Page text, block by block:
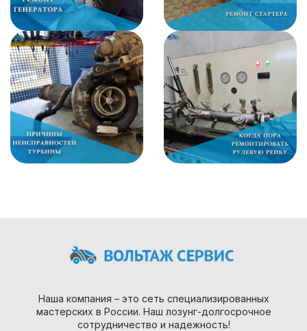
Наша компания – это сеть специализированных
мастерских в России. Наш лозунг-долгосрочное
сотрудничество и надежность!